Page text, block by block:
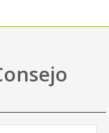
Utilidades
Mapa web
Ayuda